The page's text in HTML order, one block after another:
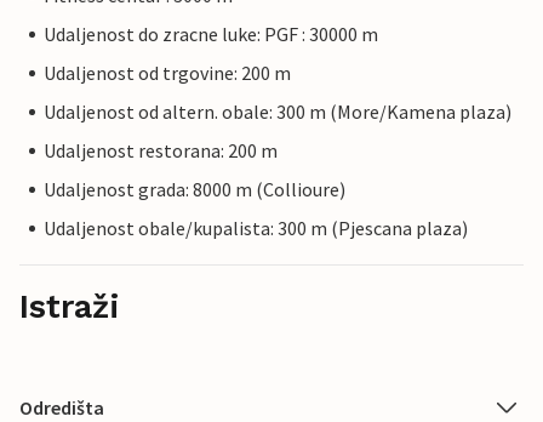
Udaljenost do zracne luke: PGF : 30000 m
Udaljenost od trgovine: 200 m
Udaljenost od altern. obale: 300 m (More/Kamena plaza)
Udaljenost restorana: 200 m
Udaljenost grada: 8000 m (Collioure)
Udaljenost obale/kupalista: 300 m (Pjescana plaza)
Istraži
Odredišta